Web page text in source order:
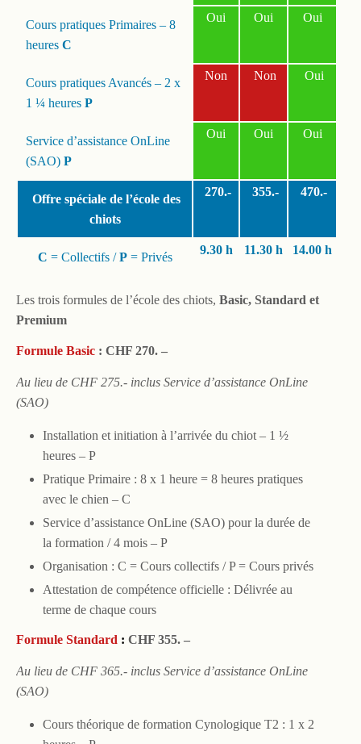
Cours pratiques Primaires – 8
heures C
Oui Oui Oui
Cours pratiques Avancés – 2 x
1 ¼ heures P
Non Non Oui
Service d’assistance OnLine
(SAO) P
Oui Oui Oui
Offre spéciale de l’école des
chiots
270.- 355.- 470.-
C = Collectifs /P= Privés
9.30 h 11.30 h 14.00 h
Les trois formules de l’école des chiots, Basic, Standard et
Premium
Formule Basic : CHF 270. –
Au lieu de CHF 275.- inclus Service d’assistance OnLine
(SAO)
Installation et initiation à l’arrivée du chiot – 1 ½
heures – P
Pratique Primaire : 8 x 1 heure = 8 heures pratiques
avec le chien – C
Service d’assistance OnLine (SAO) pour la durée de
la formation / 4 mois – P
Organisation : C = Cours collectifs / P = Cours privés
Attestation de compétence officielle : Délivrée au
terme de chaque cours
Formule Standard : CHF 355. –
Au lieu de CHF 365.- inclus Service d’assistance OnLine
(SAO)
Cours théorique de formation Cynologique T2 : 1 x 2